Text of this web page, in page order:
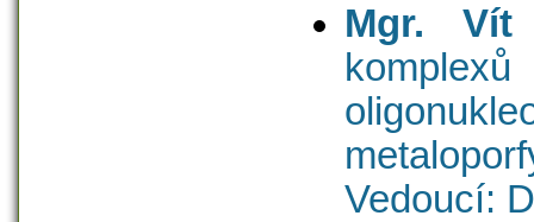
Mgr. Vít
Vedoucí: